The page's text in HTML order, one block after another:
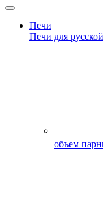
Печи
Печи для
объем